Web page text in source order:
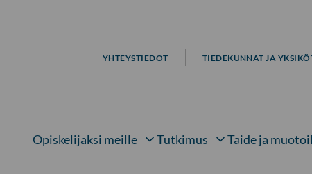
YHTEYSTIEDOT TIEDEKUNNAT JA
Avaa alavalikko kohteelle
Opiskelijaksi meille
Avaa alavalikko
Tutkimus Taide ja